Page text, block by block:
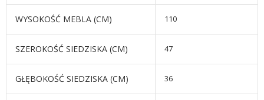
WYSOKOŚĆ MEBLA (CM) 110
SZEROKOŚĆ SIEDZISKA (CM) 47
GŁĘBOKOŚĆ SIEDZISKA (CM) 36